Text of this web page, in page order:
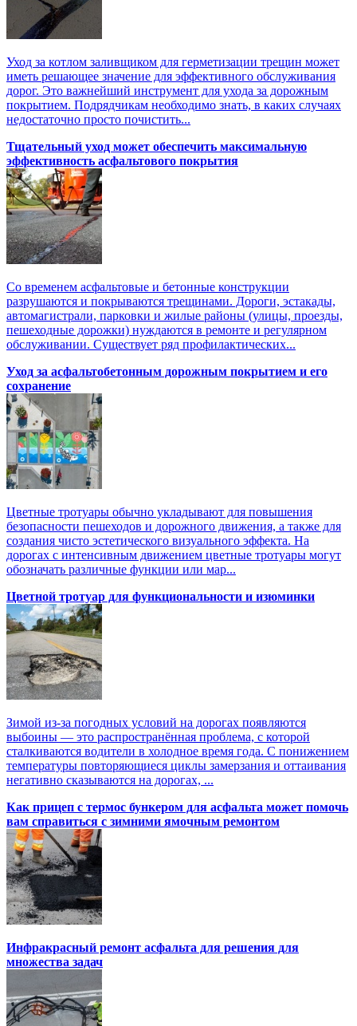
Уход за котлом заливщиком для герметизации трещин может
иметь решающее значение для эффективного обслуживания
дорог. Это важнейший инструмент для ухода за дорожным
покрытием. Подрядчикам необходимо знать, в каких случаях
недостаточно просто почистить...
Тщательный уход может обеспечить максимальную
эффективность асфальтового покрытия
Со временем асфальтовые и бетонные конструкции
разрушаются и покрываются трещинами. Дороги, эстакады,
автомагистрали, парковки и жилые районы (улицы, проезды,
пешеходные дорожки) нуждаются в ремонте и регулярном
обслуживании. Существует ряд профилактических...
Уход за асфальтобетонным дорожным покрытием и его
сохранение
Цветные тротуары обычно укладывают для повышения
безопасности пешеходов и дорожного движения, а также для
создания чисто эстетического визуального эффекта. На
дорогах с интенсивным движением цветные тротуары могут
обозначать различные функции или мар...
Цветной тротуар для функциональности и изюминки
Зимой из-за погодных условий на дорогах появляются
выбоины — это распространённая проблема, с которой
сталкиваются водители в холодное время года. С понижением
температуры повторяющиеся циклы замерзания и оттаивания
негативно сказываются на дорогах, ...
Как прицеп с термоc бункером для асфальта может помочь
вам справиться с зимними ямочным ремонтом
Инфракрасный ремонт асфальта для решения для
множества задач